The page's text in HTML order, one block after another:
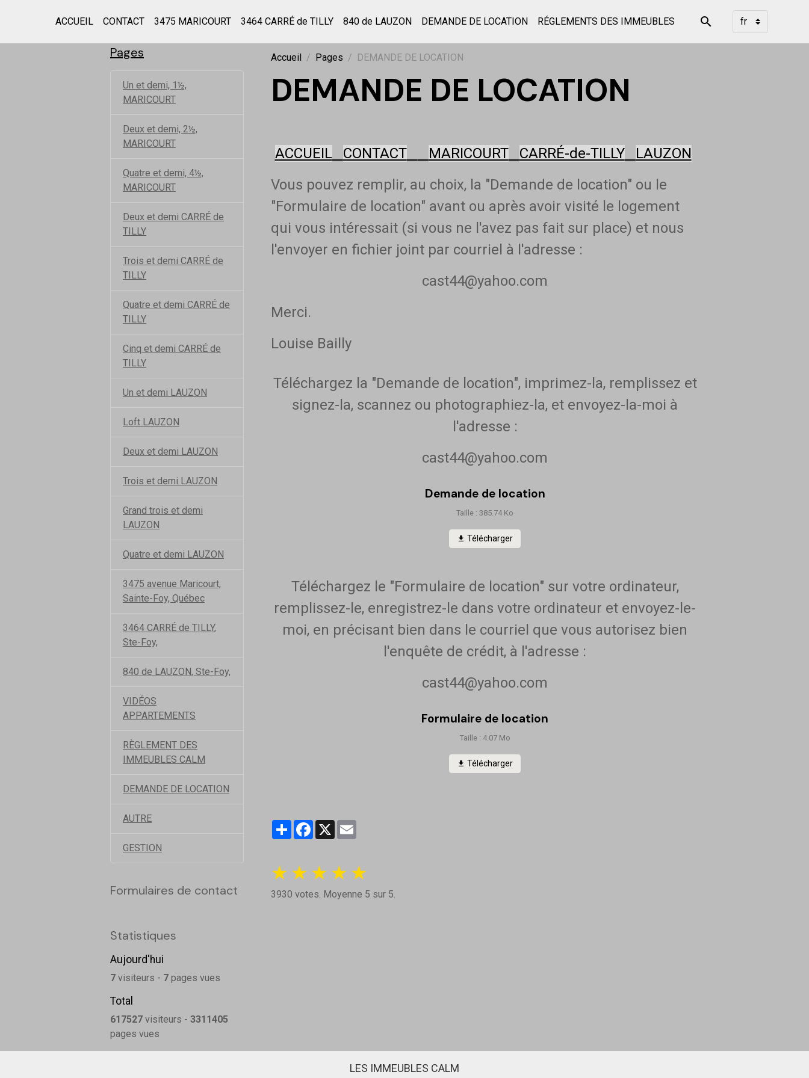
ACCUEIL CONTACT 3475 MARICOURT 3464 CARRÉ de TILLY 840 de LAUZON DEMANDE DE LOCATION RÉGLEMENTS DES IMMEUBLES
Accueil Pages DEMANDE DE LOCATION
DEMANDE DE LOCATION
ACCUEIL CONTACT MARICOURT CARRÉ-de-TILLY
LAUZON
Vous pouvez remplir, au choix, la "Demande de location" ou le
"Formulaire de location" avant ou après avoir visité le logement
qui vous intéressait (si vous ne l'avez pas fait sur place) et nous
l'envoyer en fichier joint par courriel à l'adresse :
cast44@yahoo.com
Merci.
Louise Bailly
Téléchargez la "Demande de location", imprimez-la, remplissez et
signez-la, scannez ou photographiez-la, et envoyez-la-moi à
l'adresse :
cast44@yahoo.com
Demande de location
Taille : 385.74 Ko
Télécharger
Téléchargez le "Formulaire de location" sur votre ordinateur,
remplissez-le, enregistrez-le dans votre ordinateur et envoyez-le-
moi, en précisant bien dans le courriel que vous autorisez bien
l'enquête de crédit, à l'adresse :
cast44@yahoo.com
Formulaire de location
Taille : 4.07 Mo
Télécharger
PartagerFacebook
X
★ ★ ★ ★ ★
3930 votes. Moyenne 5 sur 5.
Pages
Un et demi, 1½,
MARICOURT
Deux et demi, 2½,
MARICOURT
Quatre et demi, 4½,
MARICOURT
Deux et demi CARRÉ de
TILLY
Trois et demi CARRÉ de
TILLY
Quatre et demi CARRÉ de
TILLY
Cinq et demi CARRÉ de
TILLY
Un et demi LAUZON
Loft LAUZON
Deux et demi LAUZON
Trois et demi LAUZON
Grand trois et demi
LAUZON
Quatre et demi LAUZON
3475 avenue Maricourt,
Sainte-Foy, Québec
3464 CARRÉ de TILLY,
Ste-Foy,
840 de LAUZON, Ste-Foy,
VIDÉOS
APPARTEMENTS
RÈGLEMENT DES
IMMEUBLES CALM
DEMANDE DE LOCATION
AUTRE
GESTION
Formulaires de contact
Statistiques
Aujourd'hui
7 visiteurs - 7 pages vues
Total
617527 visiteurs - 3311405
pages vues
LES IMMEUBLES CALM